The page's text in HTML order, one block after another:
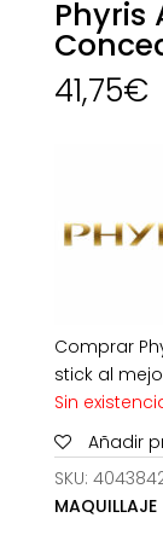
Phyris
41,75€
Comprar
stick al
Sin
Añadir
SKU:
MAQUILLAJE